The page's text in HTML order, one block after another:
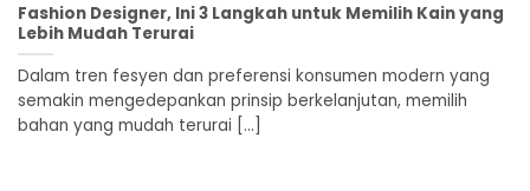
Fashion Designer, Ini 3 Langkah untuk Memilih Kain yang
Lebih Mudah Terurai
Dalam tren fesyen dan preferensi konsumen modern yang
semakin mengedepankan prinsip berkelanjutan, memilih
bahan yang mudah terurai [...]